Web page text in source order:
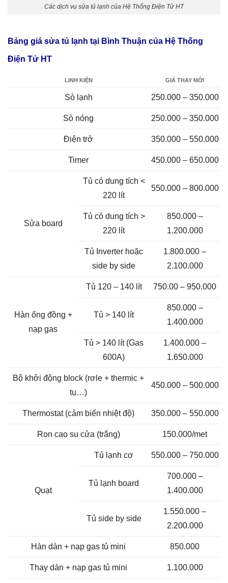
Các dịch vụ sửa tủ lạnh của Hệ Thống Điện Tử HT
Bảng giá sửa tủ lạnh tại Bình Thuận của Hệ Thống
Điện Tử HT
LINH KIỆN GIÁ THAY MỚI
Sò lạnh 250.000 – 350.000
Sò nóng 250.000 – 350.000
Điện trở 350.000 – 550.000
Timer 450.000 – 650.000
Sửa board
Tủ có dung tích <
220 lít
550.000 – 800.000
Tủ có dung tích >
220 lít
850.000 –
1.200.000
Tủ Inverter hoặc
side by side
1.800.000 –
2.100.000
Hàn ống đồng +
nạp gas
Tủ 120 – 140 lít 750.00 – 950.000
Tủ > 140 lít
850.000 –
1.400.000
Tủ > 140 lít (Gas
600A)
1.400.000 –
1.650.000
Bộ khởi động block (rơle + thermic +
tụ…)
450.000 – 500.000
Thermostat (cảm biến nhiệt độ) 350.000 – 550.000
Ron cao su cửa (trắng) 150.000/met
Quạt
Tủ lạnh cơ 550.000 – 750.000
Tủ lạnh board
700.000 –
1.400.000
Tủ side by side
1.550.000 –
2.200.000
Hàn dàn + nạp gas tủ mini 850.000
Thay dàn + nạp gas tủ mini 1.100.000